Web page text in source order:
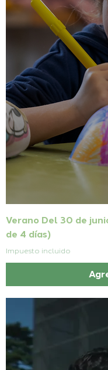
Verano Del 30 de
de 4 días)
Impuesto incluido